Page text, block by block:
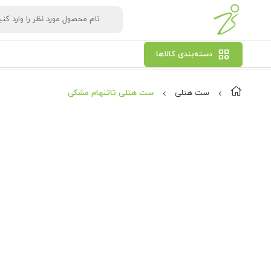
دسته‌بندی کالاها
ست هتلی ست هتلی تاتنهام مشکی